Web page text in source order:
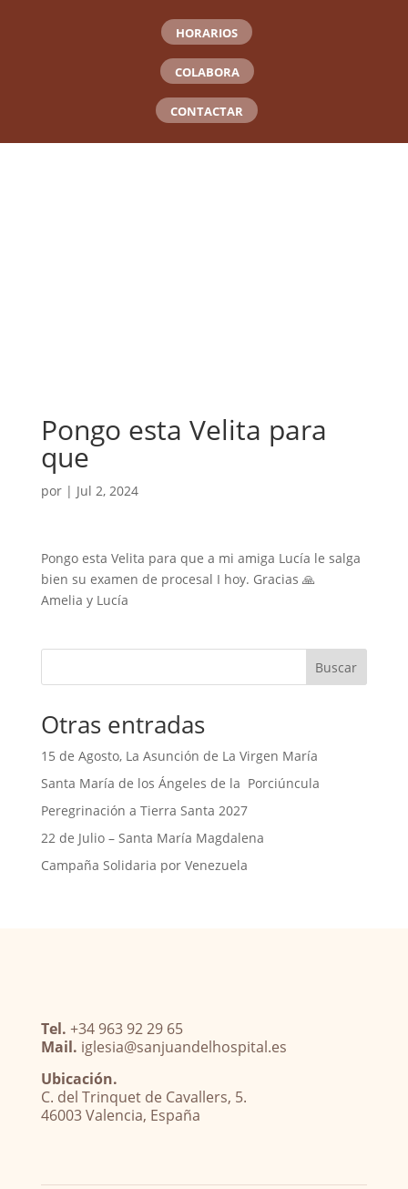
HORARIOS
COLABORA
CONTACTAR
Pongo esta Velita para
que
por | Jul 2, 2024
Pongo esta Velita para que a mi amiga Lucía le salga
bien su examen de procesal I hoy. Gracias 🙏
Amelia y Lucía
Buscar
Otras entradas
15 de Agosto, La Asunción de La Virgen María
Santa María de los Ángeles de la Porciúncula
Peregrinación a Tierra Santa 2027
22 de Julio – Santa María Magdalena
Campaña Solidaria por Venezuela
Tel. +34 963 92 29 65
Mail. iglesia@sanjuandelhospital.es
Ubicación.
C. del Trinquet de Cavallers, 5.
46003 Valencia, España